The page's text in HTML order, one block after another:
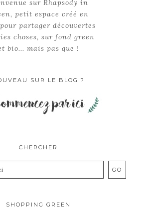
sur Rhapsody in
petit espace créé en
partager découvertes
choses, sur fond green
bio... mais pas que !
SUR LE BLOG ?
CHERCHER
SHOPPING GREEN